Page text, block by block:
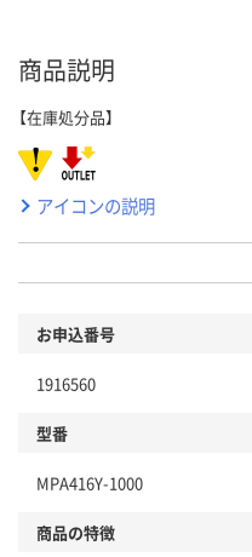
商品説明
【在庫処分品】
アイコンの説明
お申込番号
1916560
型番
MPA416Y-1000
商品の特徴